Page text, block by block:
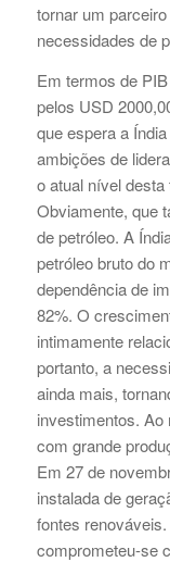
tornar um
necessidades de
Em termos de PIB
pelos USD
que espera a
ambições de
o atual nível
Obviamente, que
de petróleo. A
petróleo bruto do
dependência de
82%. O
intimamente
portanto, a
ainda mais,
investimentos.
com grande
Em 27 de
instalada de
fontes
comprometeu-se